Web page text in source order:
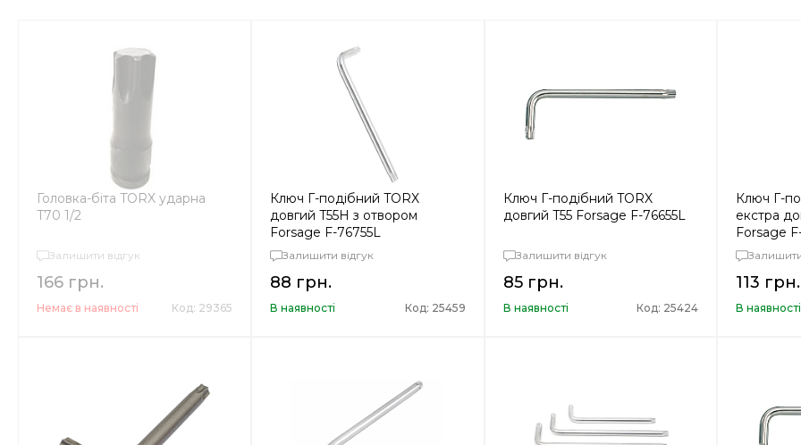
Головка-біта TORX ударна
T70 1/2
Залишити відгук
166 грн.
Немає в наявності Код: 29365
Ключ Г-подібний TORX
довгий T55H з отвором
Forsage F-76755L
Залишити відгук
88 грн.
В наявності Код: 25459
Ключ Г-подібний TORX
довгий T55 Forsage F-76655L
Залишити відгук
85 грн.
В наявності Код: 25424
Ключ Г-
екстра
Forsage
113 грн.
В наявності